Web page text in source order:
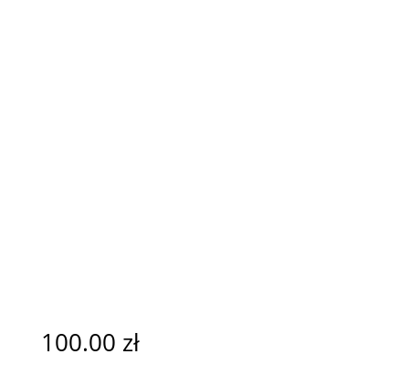
100.00 zł